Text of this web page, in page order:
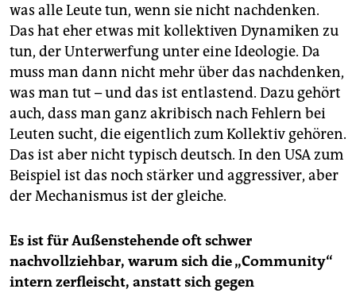
was alle Leute tun, wenn sie nicht nachdenken.
Das hat eher etwas mit kollektiven Dynamiken zu
tun, der Unterwerfung unter eine Ideologie. Da
muss man dann nicht mehr über das nachdenken,
was man tut – und das ist entlastend. Dazu gehört
auch, dass man ganz akribisch nach Fehlern bei
Leuten sucht, die eigentlich zum Kollektiv gehören.
Das ist aber nicht typisch deutsch. In den USA zum
Beispiel ist das noch stärker und aggressiver, aber
der Mechanismus ist der gleiche.
Es ist für Außenstehende oft schwer
nachvollziehbar, warum sich die „Community“
intern zerfleischt, anstatt sich gegen